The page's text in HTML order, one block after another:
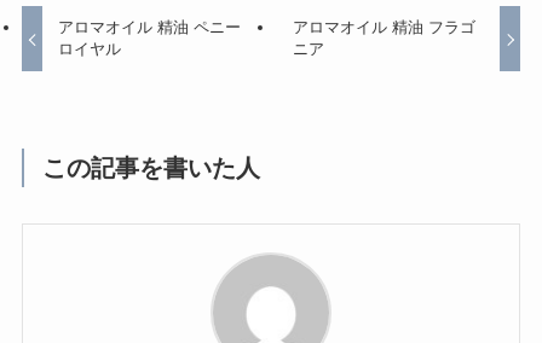
アロマオイル 精油 ペニー
ロイヤル
アロマオイル 精油 フラゴ
ニア
この記事を書いた人